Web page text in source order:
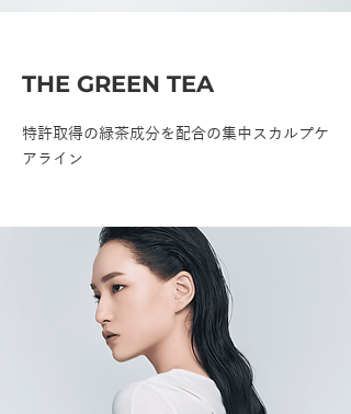
THE GREEN TEA
特許取得の緑茶成分を配合の集中スカルプケ
アライン